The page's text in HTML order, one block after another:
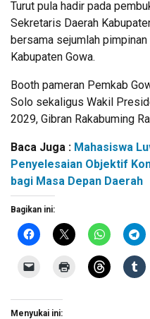
Turut pula hadir pada
Sekretaris Daerah
bersama sejumlah
Kabupaten Gowa.
Booth pameran Pemkab
Solo sekaligus Wakil
2029, Gibran Rakabuming
Baca Juga : Mahasiswa
Penyelesaian Objektif
bagi Masa Depan Daerah
Bagikan ini:
Menyukai ini: